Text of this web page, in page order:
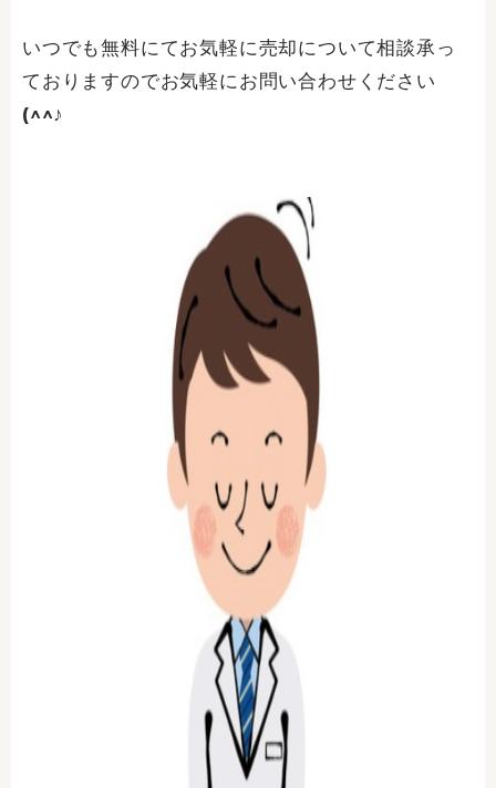
いつでも無料にてお気軽に売却について相談承っ
ておりますのでお気軽にお問い合わせください
(^^♪